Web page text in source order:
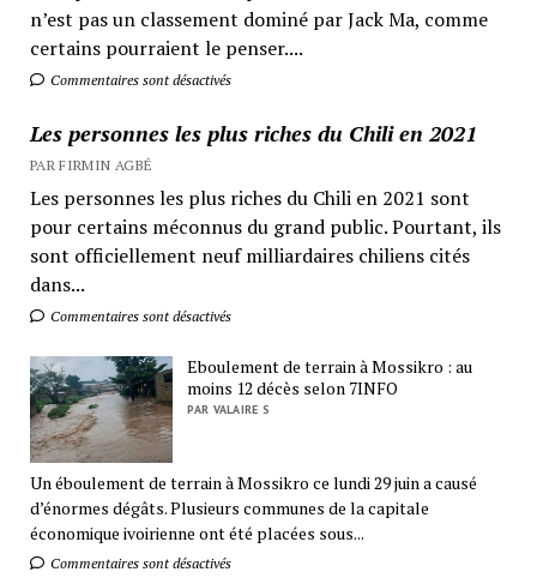
n’est pas un classement dominé par Jack Ma, comme
certains pourraient le penser....
Commentaires sont désactivés
Les personnes les plus riches du Chili en 2021
PAR FIRMIN AGBÉ
Les personnes les plus riches du Chili en 2021 sont
pour certains méconnus du grand public. Pourtant, ils
sont officiellement neuf milliardaires chiliens cités
dans...
Commentaires sont désactivés
Eboulement de terrain à Mossikro : au
moins 12 décès selon 7INFO
PAR VALAIRE S
Un éboulement de terrain à Mossikro ce lundi 29 juin a causé
d’énormes dégâts. Plusieurs communes de la capitale
économique ivoirienne ont été placées sous...
Commentaires sont désactivés